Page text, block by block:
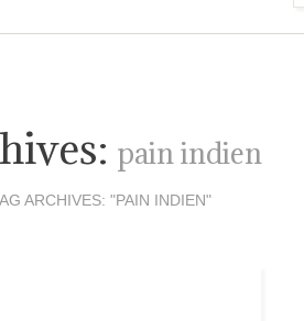
pain indien
ARCHIVES: "PAIN INDIEN"